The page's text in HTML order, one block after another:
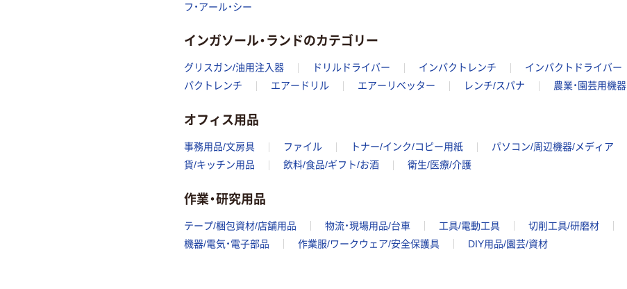
フ・アール・シー
インガソール・ランドのカテゴリー
グリスガン/油用注入器 ドリルドライバー インパクトレンチ インパクトドライバー
パクトレンチ
エアードリル エアーリベッター レンチ/スパナ 農業・園芸用機器
オフィス用品
事務用品/文房具 ファイル トナー/インク/コピー用紙 パソコン/周辺機器/メディア
貨/キッチン用品
飲料/食品/ギフト/お酒 衛生/医療/介護
作業・研究用品
テープ/梱包資材/店舗用品 物流・現場用品/台車 工具/電動工具 切削工具/研磨材
機器/電気・電子部品
作業服/ワークウェア/安全保護具 DIY用品/園芸/資材